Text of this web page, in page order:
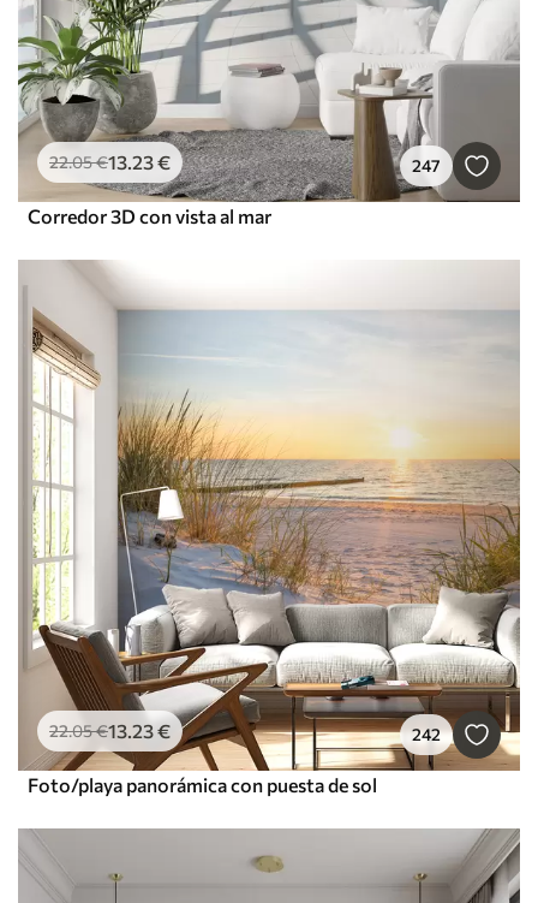
22.05€13.23€ 247
Corredor 3D con vista al mar
22.05€13.23€ 242
Foto/playa panorámica con puesta de sol